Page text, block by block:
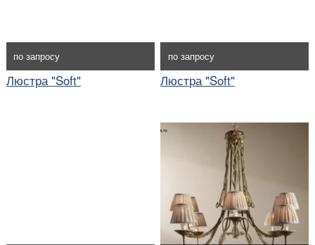
по запросу
Люстра "Soft"
по запросу
Люстра "Soft"